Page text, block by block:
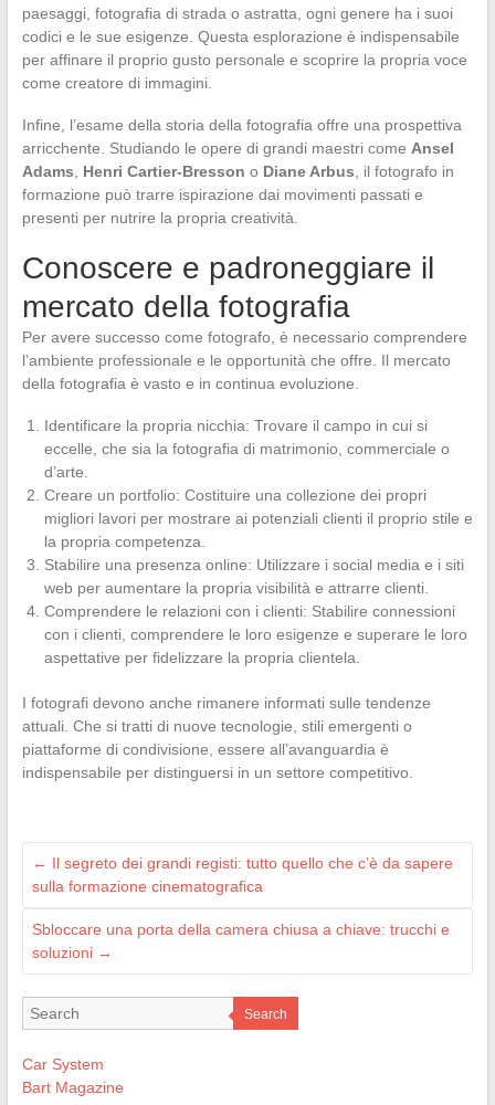
paesaggi, fotografia di strada o astratta, ogni genere ha i suoi
codici e le sue esigenze. Questa esplorazione è indispensabile
per affinare il proprio gusto personale e scoprire la propria voce
come creatore di immagini.
Infine, l’esame della storia della fotografia offre una prospettiva
arricchente. Studiando le opere di grandi maestri come Ansel
Adams
Henri Cartier-Bresson o Diane Arbus , il fotografo in
formazione può trarre ispirazione dai movimenti passati e
presenti per nutrire la propria creatività.
Conoscere e padroneggiare il
mercato della fotografia
Per avere successo come fotografo, è necessario comprendere
l’ambiente professionale e le opportunità che offre. Il mercato
della fotografia è vasto e in continua evoluzione.
Identificare la propria nicchia: Trovare il campo in cui si
eccelle, che sia la fotografia di matrimonio, commerciale o
d’arte.
Creare un portfolio: Costituire una collezione dei propri
migliori lavori per mostrare ai potenziali clienti il proprio stile e
la propria competenza.
Stabilire una presenza online: Utilizzare i social media e i siti
web per aumentare la propria visibilità e attrarre clienti.
Comprendere le relazioni con i clienti: Stabilire connessioni
con i clienti, comprendere le loro esigenze e superare le loro
aspettative per fidelizzare la propria clientela.
I fotografi devono anche rimanere informati sulle tendenze
attuali. Che si tratti di nuove tecnologie, stili emergenti o
piattaforme di condivisione, essere all’avanguardia è
indispensabile per distinguersi in un settore competitivo.
← Il segreto dei grandi registi: tutto quello che c’è da sapere
sulla formazione cinematografica
Sbloccare una porta della camera chiusa a chiave: trucchi e
soluzioni →
Search
Car System
Bart Magazine